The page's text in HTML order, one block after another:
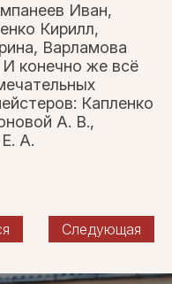
Иван,
Кирилл,
Варламова
конечно же всё
Капленко
А. В.,
А.
Следующая